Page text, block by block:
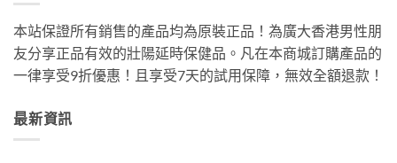
本站保證所有銷售的產品均為原裝正品！為廣大香港男性朋
友分享正品有效的壯陽延時保健品。凡在本商城訂購產品的
一律享受9折優惠！且享受7天的試用保障，無效全額退款！
最新資訊